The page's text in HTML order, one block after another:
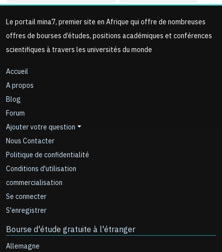
Le portail mina7, premier site en Afrique qui offre de nombreuses
offres de bourses d’études, positions académiques et conférences
scientifiques à travers les universités du monde
Accueil
A propos
Blog
Forum
Ajouter votre question
Nous Contacter
Politique de confidentialité
Conditions d'utilisation
commercialisation
Se connecter
S'enregistrer
Bourse d'étude gratuite à l'étranger
Allemagne